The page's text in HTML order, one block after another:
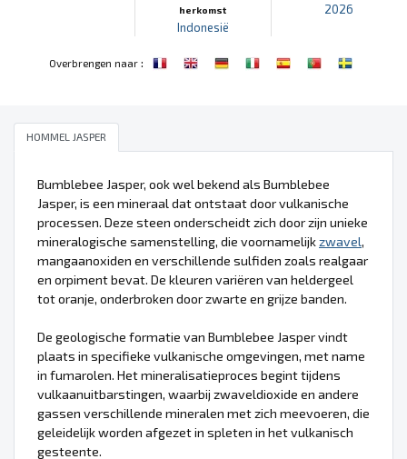
herkomst
Indonesië
2026
Overbrengen naar:
HOMMEL JASPER
Bumblebee Jasper, ook wel bekend als Bumblebee
Jasper, is een mineraal dat ontstaat door vulkanische
processen. Deze steen onderscheidt zich door zijn unieke
mineralogische samenstelling, die voornamelijkzwavel,
mangaanoxiden en verschillende sulfiden zoals realgaar
en orpiment bevat. De kleuren variëren van heldergeel
tot oranje, onderbroken door zwarte en grijze banden.
De geologische formatie van Bumblebee Jasper vindt
plaats in specifieke vulkanische omgevingen, met name
in fumarolen. Het mineralisatieproces begint tijdens
vulkaanuitbarstingen, waarbij zwaveldioxide en andere
gassen verschillende mineralen met zich meevoeren, die
geleidelijk worden afgezet in spleten in het vulkanisch
gesteente.